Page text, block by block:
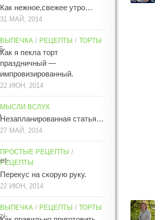
Как нежное,свежее утро…
31 МАЙ, 2014
ВЫПЕЧКА / РЕЦЕПТЫ / ТОРТЫ
Как я пекла торт
праздничный —
импровизированный.
22 ИЮН, 2014
МЫСЛИ ВСЛУХ
Незапланированная статья…
27 МАЙ, 2014
ПРОСТЫЕ РЕЦЕПТЫ /
РЕЦЕПТЫ
Перекус на скорую руку.
22 ИЮН, 2014
ВЫПЕЧКА / РЕЦЕПТЫ / ТОРТЫ